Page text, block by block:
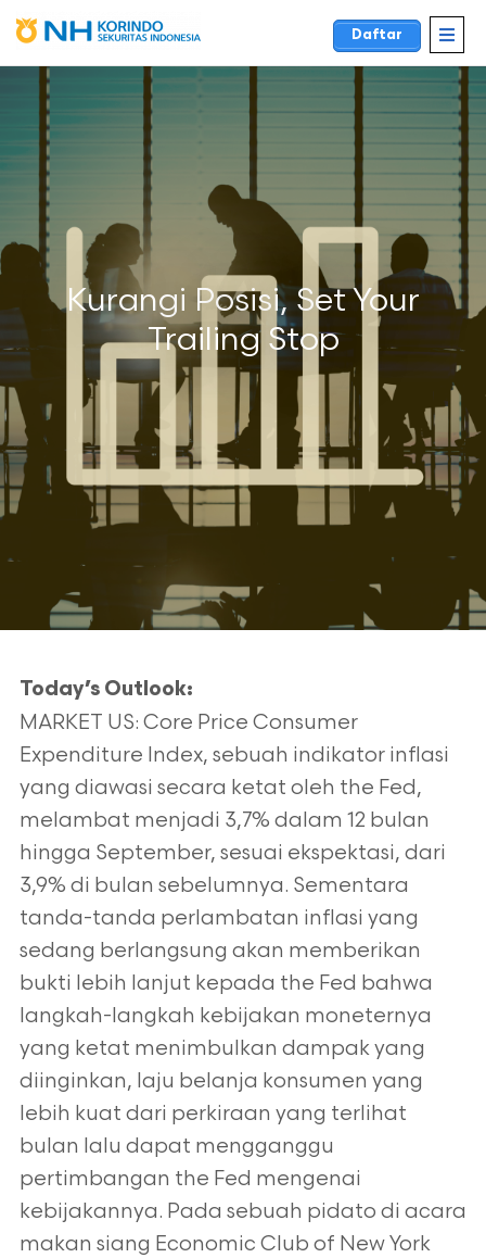
Daftar
Kurangi Posisi, Set Your
Trailing Stop
Today’s Outlook:
MARKET US: Core Price Consumer
Expenditure Index, sebuah indikator inflasi
yang diawasi secara ketat oleh the Fed,
melambat menjadi 3,7% dalam 12 bulan
hingga September, sesuai ekspektasi, dari
3,9% di bulan sebelumnya. Sementara
tanda-tanda perlambatan inflasi yang
sedang berlangsung akan memberikan
bukti lebih lanjut kepada the Fed bahwa
langkah-langkah kebijakan moneternya
yang ketat menimbulkan dampak yang
diinginkan, laju belanja konsumen yang
lebih kuat dari perkiraan yang terlihat
bulan lalu dapat mengganggu
pertimbangan the Fed mengenai
kebijakannya. Pada sebuah pidato di acara
makan siang Economic Club of New York